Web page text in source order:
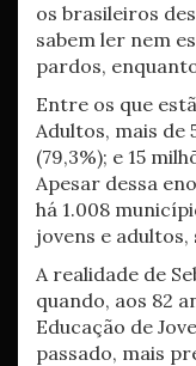
os brasileiros
sabem ler nem
pardos,
Entre os que
Adultos, mais de
(79,3%); e 15
Apesar dessa
há 1.008
jovens e adultos,
A realidade de
quando, aos 82
Educação de
passado, mais